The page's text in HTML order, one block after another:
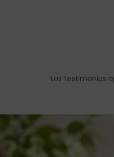
Los testimonios